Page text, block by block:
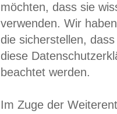
möchten, dass sie
verwenden. Wir
die sicherstellen,
diese
beachtet werden.
Im Zuge der